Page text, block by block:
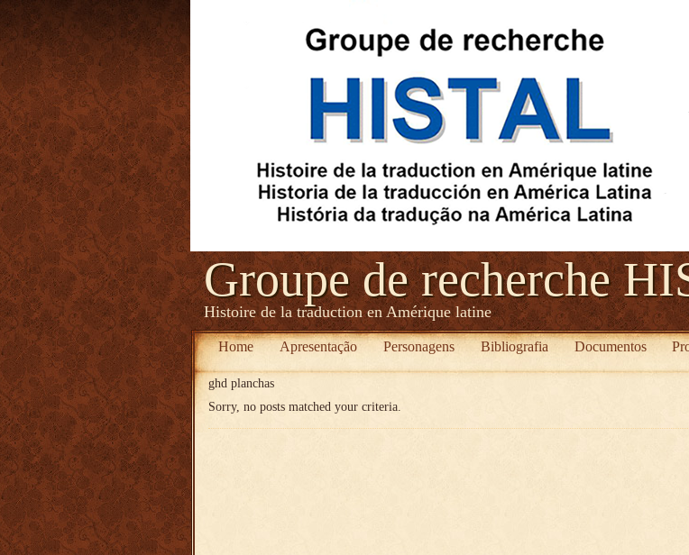
Groupe de recherche
Histoire de la traduction en Amérique latine
Home Apresentação Personagens Bibliografia Documentos
ghd planchas
Sorry, no posts matched your criteria.